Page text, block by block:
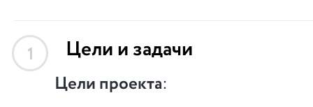
1 Цели и задачи
Цели проекта: